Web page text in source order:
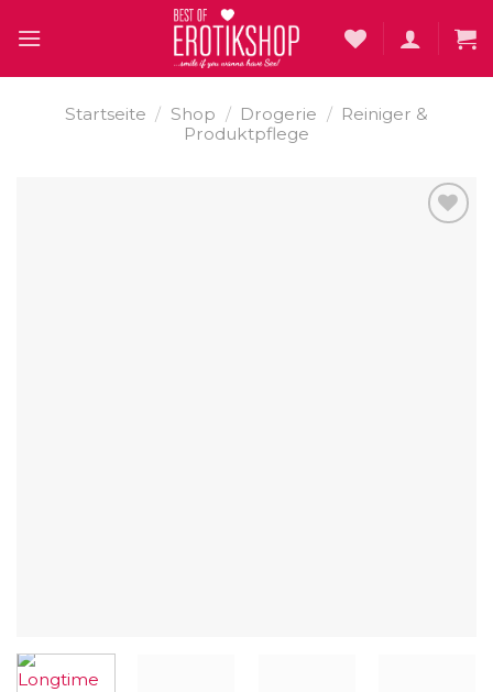
Startseite / Shop / Drogerie / Reiniger &
Produktpflege